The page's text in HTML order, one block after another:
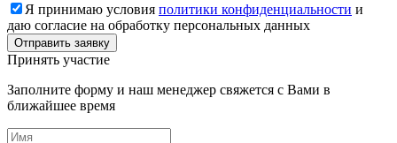
Я принимаю условия политики конфиденциальности и
даю согласие на обработку персональных данных
Принять участие
Заполните форму и наш менеджер свяжется с Вами в
ближайшее время